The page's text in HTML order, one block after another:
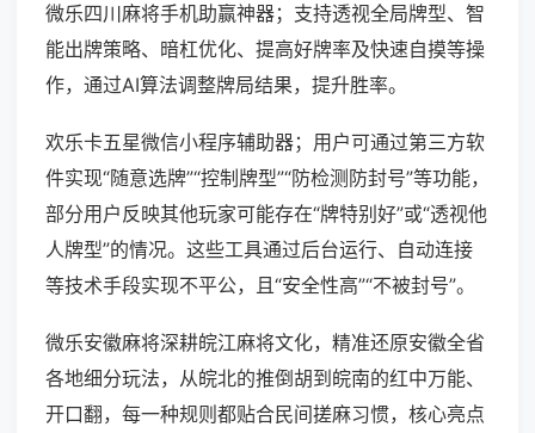
微乐四川麻将手机助赢神器；支持透视全局牌型、智
能出牌策略、暗杠优化、提高好牌率及快速自摸等操
作，通过AI算法调整牌局结果，提升胜率。
欢乐卡五星微信小程序辅助器；用户可通过第三方软
件实现“随意选牌”“控制牌型”“防检测防封号”等功能，
部分用户反映其他玩家可能存在“牌特别好”或“透视他
人牌型”的情况。这些工具通过后台运行、自动连接
等技术手段实现不平公，且“安全性高”“不被封号”。
微乐安徽麻将深耕皖江麻将文化，精准还原安徽全省
各地细分玩法，从皖北的推倒胡到皖南的红中万能、
开口翻，每一种规则都贴合民间搓麻习惯，核心亮点